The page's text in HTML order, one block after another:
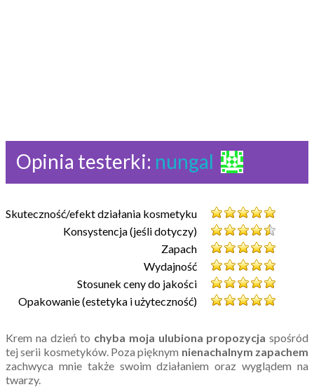
Opinia testerki: nungal
Skuteczność/efekt działania kosmetyku
Konsystencja (jeśli dotyczy)
Zapach
Wydajność
Stosunek ceny do jakości
Opakowanie (estetyka i użyteczność)
Krem na dzień to chyba moja ulubiona propozycja spośród
tej serii kosmetyków. Poza pięknym nienachalnym zapachem
zachwyca mnie także swoim działaniem oraz wyglądem na
twarzy.